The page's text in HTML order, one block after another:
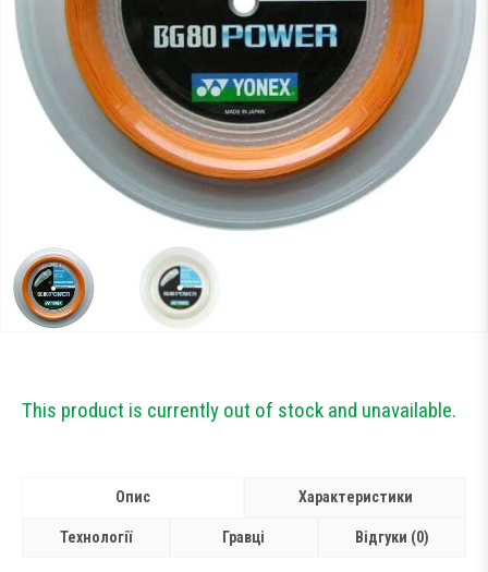
Тестові ракетки
Гравці Yonex
Намотки
Гравці Yonex
This product is currently out of stock and unavailable.
Опис Характеристики
Технології Гравці Відгуки (0)